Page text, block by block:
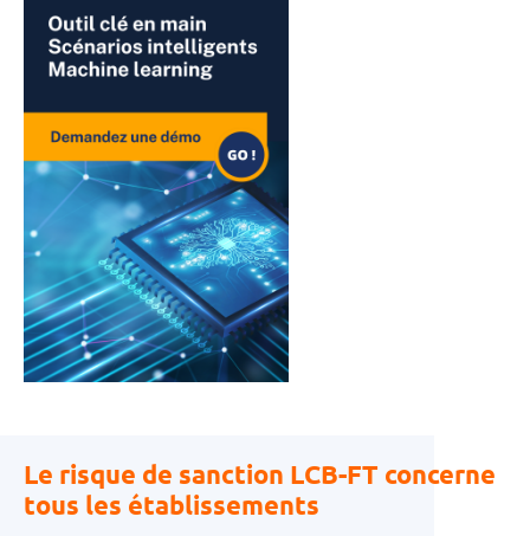
Le risque de sanction LCB-FT concerne
tous les établissements